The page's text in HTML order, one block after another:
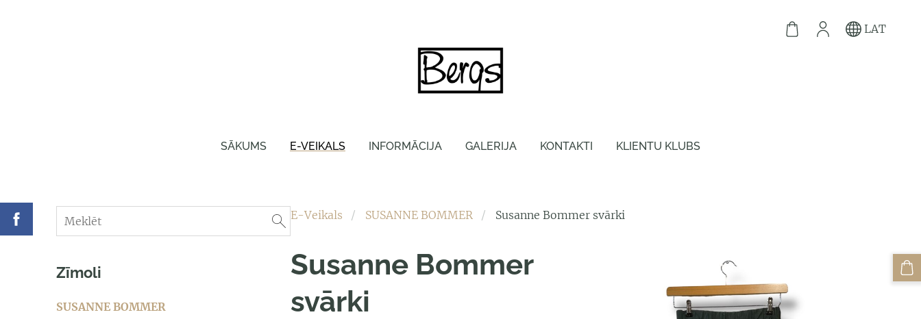
SĀKUMS E-VEIKALS INFORMĀCIJA GALERIJA KONTAKTI KLIENTU KLUBS
LAT
Zīmoli
SUSANNE BOMMER
E-Veikals SUSANNE BOMMER Susanne Bommer svārki
Susanne Bommer
svārki